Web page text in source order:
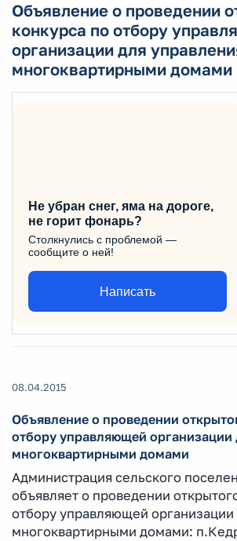
Объявление о проведении
конкурса по отбору
организации для
многоквартирными домами
Не убран снег, яма на дороге,
не горит фонарь?
Столкнулись с проблемой —
сообщите о ней!
Написать
08.04.2015
Объявление о проведении
отбору управляющей организации
многоквартирными домами
Администрация сельского
объявляет о проведении
отбору управляющей организации
многоквартирными домами: